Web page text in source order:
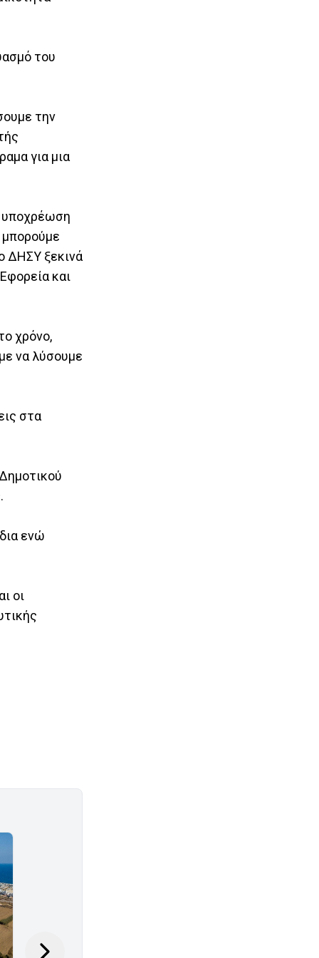
του
την
για μια
υποχρέωση
ΔΗΣΥ ξεκινά
και
χρόνο,
να λύσουμε
στα
ενώ
οι